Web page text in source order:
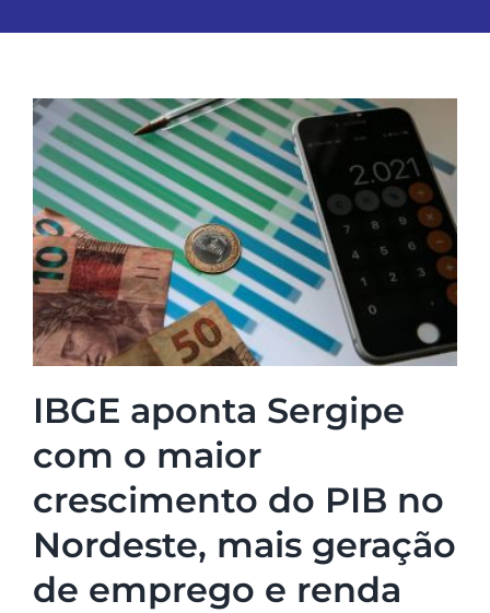
IBGE aponta Sergipe
com o maior
crescimento do PIB no
Nordeste, mais geração
de emprego e renda